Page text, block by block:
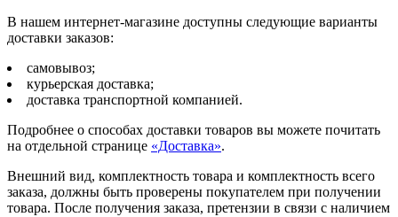
В нашем интернет-магазине доступны следующие варианты
доставки заказов:
самовывоз;
курьерская доставка;
доставка транспортной компанией.
Подробнее о способах доставки товаров вы можете почитать
на отдельной странице «Доставка».
Внешний вид, комплектность товара и комплектность всего
заказа, должны быть проверены покупателем при получении
товара. После получения заказа, претензии в связи с наличием